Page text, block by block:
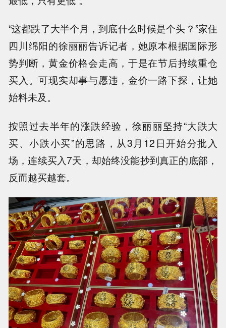
“这都跌了大半个月，到底什么时候是个头？”家住
四川绵阳的徐丽丽告诉记者，她原本根据国际形
势判断，黄金价格会走高，于是在节后持续重仓
买入。可现实却事与愿违，金价一路下探，让她
始料未及。
按照过去半年的涨跌经验，徐丽丽坚持“大跌大
买、小跌小买”的思路，从3月12日开始分批入
场，连续买入7天，却始终没能抄到真正的底部，
反而越买越套。